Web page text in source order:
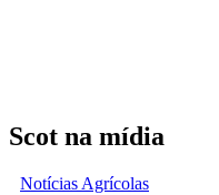
Scot na mídia
Notícias Agrícolas